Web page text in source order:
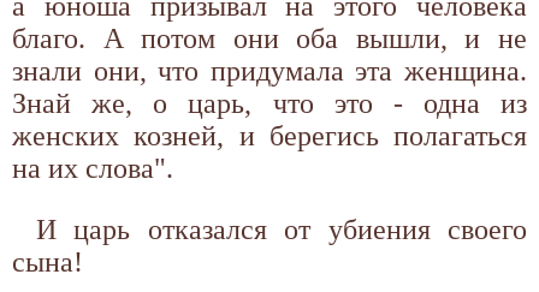
благо. А потом они оба вышли, и не
знали они, что придумала эта женщина.
Знай же, о царь, что это - одна из
женских козней, и берегись полагаться
на их слова".
И царь отказался от убиения своего
сына!